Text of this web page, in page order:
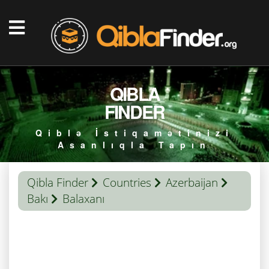
QIBLA
FINDER
Qiblə İstiqamətinizi
Asanlıqla Tapın
Qibla Finder Countries
Azerbaijan
Bakı
Balaxanı